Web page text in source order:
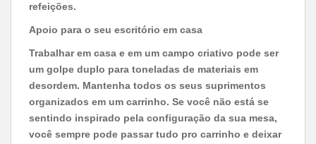
refeições.
Apoio para o seu escritório em casa
Trabalhar em casa e em um campo criativo pode ser
um golpe duplo para toneladas de materiais em
desordem. Mantenha todos os seus suprimentos
organizados em um carrinho. Se você não está se
sentindo inspirado pela configuração da sua mesa,
você sempre pode passar tudo pro carrinho e deixar